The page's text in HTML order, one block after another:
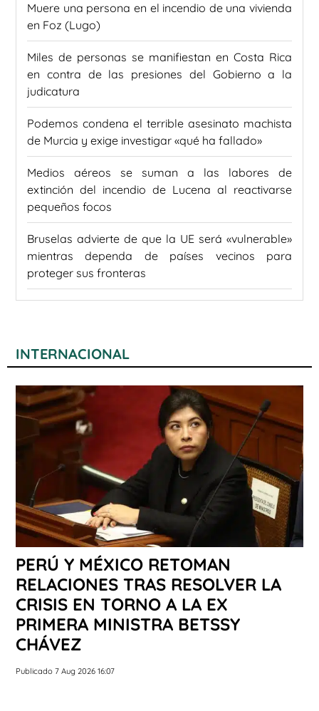
Muere una persona en el incendio de una vivienda
en Foz (Lugo)
Miles de personas se manifiestan en Costa Rica
en contra de las presiones del Gobierno a la
judicatura
Podemos condena el terrible asesinato machista
de Murcia y exige investigar «qué ha fallado»
Medios aéreos se suman a las labores de
extinción del incendio de Lucena al reactivarse
pequeños focos
Bruselas advierte de que la UE será «vulnerable»
mientras dependa de países vecinos para
proteger sus fronteras
INTERNACIONAL
PERÚ Y MÉXICO RETOMAN
RELACIONES TRAS RESOLVER LA
CRISIS EN TORNO A LA EX
PRIMERA MINISTRA BETSSY
CHÁVEZ
Publicado 7 Aug 2026 16:07